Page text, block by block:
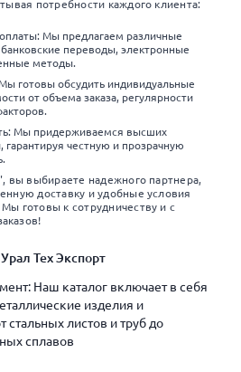
потребности каждого клиента:
Мы предлагаем различные
переводы, электронные
методы.
готовы обсудить индивидуальные
от объема заказа, регулярности
Мы придерживаемся высших
гарантируя честную и прозрачную
вы выбираете надежного партнера,
доставку и удобные условия
готовы к сотрудничеству и с
Тех Экспорт
Наш каталог включает в себя
изделия и
стальных листов и труб до
сплавов